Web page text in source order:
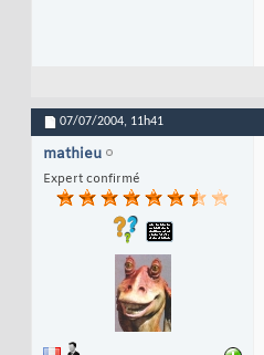
07/07/2004, 11h41
mathieu
Expert confirmé